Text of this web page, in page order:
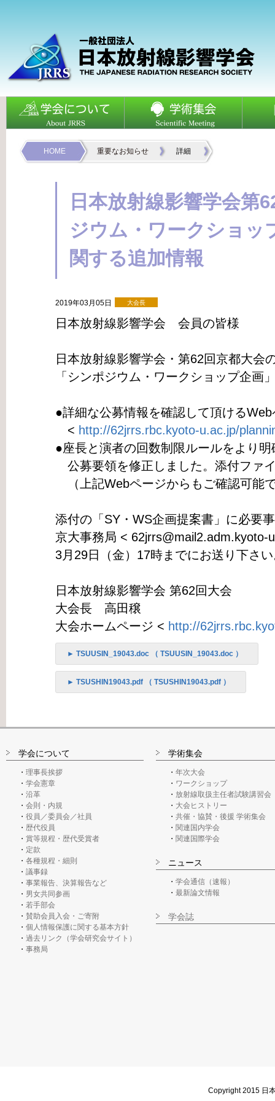
HOME 重要なお知らせ 詳細
日本放射線影響学会第
ジウム・ワークショッ
関する追加情報
2019年03月05日 大会長
日本放射線影響学会 会員の皆様
日本放射線影響学会・第62回京都大会
「シンポジウム・ワークショップ企画
●詳細な公募情報を確認して頂ける
< http://62jrrs.rbc.kyoto-u.ac.jp/
●座長と演者の回数制限ルールをより
公募要領を修正しました。添付ファ
（上記Webページからもご確認可能
添付の「SY・WS企画提案書」に必要
京大事務局 < 62jrrs@mail2.adm.kyoto-
3月29日（金）17時までにお送り下さ
日本放射線影響学会 第62回大会
大会長 高田穣
大会ホームページ < http://
► TSUUSIN_19043.doc （ TSUUSIN_19043.doc ）
► TSUSHIN19043.pdf （ TSUSHIN19043.pdf ）
学会について
理事長挨拶
学会憲章
沿革
会則・内規
役員／委員会／社員
歴代役員
賞等規程・歴代受賞者
定款
各種規程・細則
議事録
事業報告、決算報告など
男女共同参画
若手部会
賛助会員入会・ご寄附
個人情報保護に関する基本方針
過去リンク（学会研究会サイト）
事務局
学術集会
年次大会
ワークショップ
放射線取扱主任者試験講習会
大会ヒストリー
共催・協賛・後援 学術集会
関連国内学会
関連国際学会
ニュース
学会通信（速報）
最新論文情報
学会誌
Copyright 2015 日